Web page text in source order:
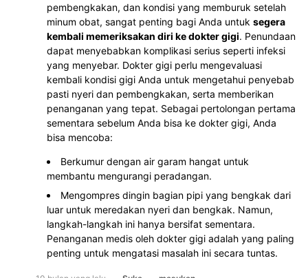
pembengkakan, dan kondisi yang memburuk setelah
minum obat, sangat penting bagi Anda untuk segera
kembali memeriksakan diri ke dokter gigi. Penundaan
dapat menyebabkan komplikasi serius seperti infeksi
yang menyebar. Dokter gigi perlu mengevaluasi
kembali kondisi gigi Anda untuk mengetahui penyebab
pasti nyeri dan pembengkakan, serta memberikan
penanganan yang tepat. Sebagai pertolongan pertama
sementara sebelum Anda bisa ke dokter gigi, Anda
bisa mencoba:
Berkumur dengan air garam hangat untuk
membantu mengurangi peradangan.
Mengompres dingin bagian pipi yang bengkak dari
luar untuk meredakan nyeri dan bengkak. Namun,
langkah-langkah ini hanya bersifat sementara.
Penanganan medis oleh dokter gigi adalah yang paling
penting untuk mengatasi masalah ini secara tuntas.